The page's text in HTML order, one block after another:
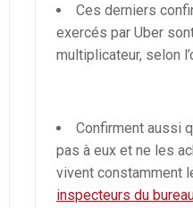
Ces derniers
exercés par Uber
multiplicateur, selon
Confirment aussi
pas à eux et ne les
vivent constamment
inspecteurs du